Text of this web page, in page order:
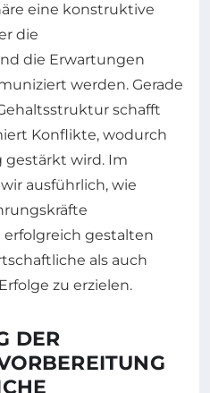
eine konstruktive
die
die Erwartungen
werden. Gerade
schafft
Konflikte, wodurch
wird. Im
ausführlich, wie
gestalten
als auch
zu erzielen.
DER